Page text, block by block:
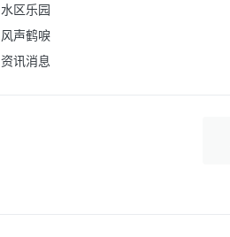
水区乐园
风声鹤唳
资讯消息